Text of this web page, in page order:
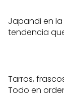
Japandi en
tendencia
Tarros,
Todo en